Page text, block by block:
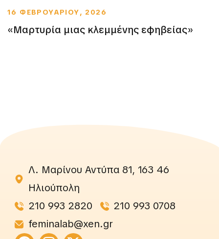
16 ΦΕΒΡΟΥΑΡΙΟΥ, 2026
«Μαρτυρία μιας κλεμμένης εφηβείας»
Λ. Μαρίνου Αντύπα 81, 163 46
Ηλιούπολη
210 993 2820
210 993 0708
feminalab@xen.gr